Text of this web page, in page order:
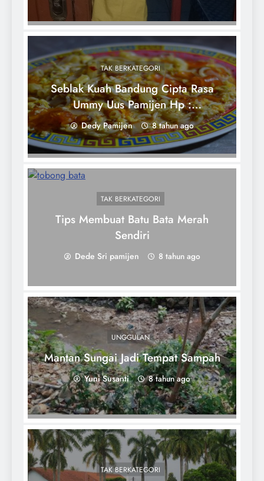
TAK BERKATEGORI
Seblak Kuah Bandung Cipta Rasa
Ummy Uus Pamijen Hp :
081554030333
Dedy Pamijen 8 tahun ago
TAK BERKATEGORI
Tips Membuat Batu Bata Merah
Sendiri
Dede Sri pamijen 8 tahun ago
UNGGULAN
Mantan Sungai Jadi Tempat Sampah
Yuni Susanti 8 tahun ago
TAK BERKATEGORI